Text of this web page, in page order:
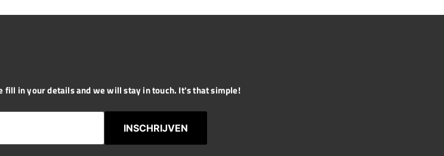
fill in your details and we will stay in touch. It's that simple!
INSCHRIJVEN